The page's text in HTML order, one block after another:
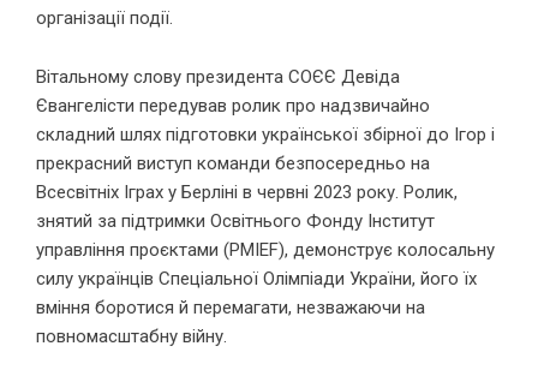
організації події.
Вітальному слову президента СОЄЄ Девіда
Євангелісти передував ролик про надзвичайно
складний шлях підготовки української збірної до Ігор і
прекрасний виступ команди безпосередньо на
Всесвітніх Іграх у Берліні в червні 2023 року. Ролик,
знятий за підтримки Освітнього Фонду Інститут
управління проєктами (PMIEF), демонструє колосальну
силу українців Спеціальної Олімпіади України, його їх
вміння боротися й перемагати, незважаючи на
повномасштабну війну.